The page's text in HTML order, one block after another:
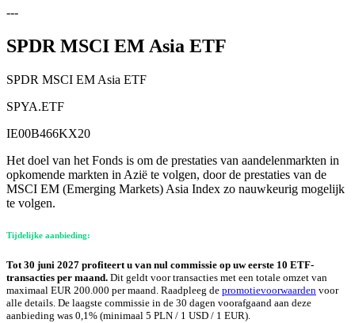
---
SPDR MSCI EM Asia ETF
SPDR MSCI EM Asia ETF
SPYA.ETF
IE00B466KX20
Het doel van het Fonds is om de prestaties van aandelenmarkten in
opkomende markten in Azië te volgen, door de prestaties van de
MSCI EM (Emerging Markets) Asia Index zo nauwkeurig mogelijk
te volgen.
Tijdelijke aanbieding:
Tot 30 juni 2027 profiteert u van nul commissie op uw eerste 10 ETF-
transacties per maand. Dit geldt voor transacties met een totale omzet van
maximaal EUR 200.000 per maand. Raadpleeg de promotievoorwaarden voor
alle details. De laagste commissie in de 30 dagen voorafgaand aan deze
aanbieding was 0,1% (minimaal 5 PLN / 1 USD / 1 EUR).